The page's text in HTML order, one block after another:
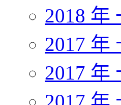
2018 年
2017 年
2017 年